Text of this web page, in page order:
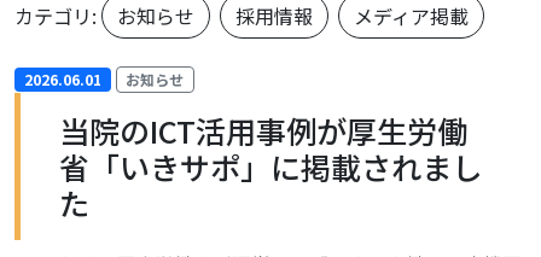
カテゴリ: お知らせ 採用情報 メディア掲載
2026.06.01 お知らせ
当院のICT活用事例が厚生労働
省「いきサポ」に掲載されまし
た